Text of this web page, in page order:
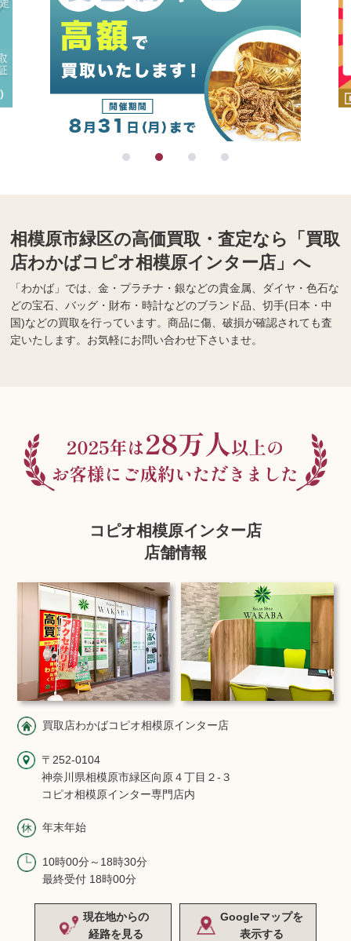
相模原市緑区の高価買取・査定なら「買取
店わかばコピオ相模原インター店」へ
「わかば」では、金・プラチナ・銀などの貴金属、ダイヤ・色石な
どの宝石、バッグ・財布・時計などのブランド品、切手(日本・中
国)などの買取を行っています。商品に傷、破損が確認されても査
定いたします。お気軽にお問い合わせ下さいませ。
コピオ相模原インター店
店舗情報
買取店わかばコピオ相模原インター店
〒252-0104
神奈川県相模原市緑区向原４丁目２-３
コピオ相模原インター専門店内
年末年始
10時00分～18時30分
最終受付 18時00分
現在地からの
経路を見る
Googleマップを
表示する